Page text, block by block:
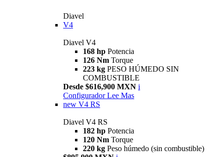
Diavel
V4
Diavel V4
168 hp Potencia
126 Nm Torque
223 kg PESO HÚMEDO SIN
COMBUSTIBLE
Desde $616,900 MXN i
Configurador Lee Mas
new V4 RS
Diavel V4 RS
182 hp Potencia
120 Nm Torque
220 kg Peso húmedo (sin combustible)